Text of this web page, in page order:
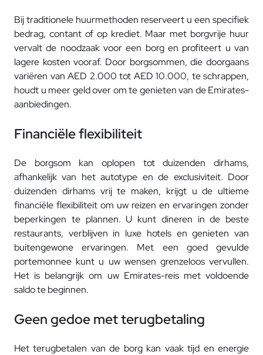
Bij traditionele huurmethoden reserveert u een specifiek
bedrag, contant of op krediet. Maar met borgvrije huur
vervalt de noodzaak voor een borg en profiteert u van
lagere kosten vooraf. Door borgsommen, die doorgaans
variëren van AED 2.000 tot AED 10.000, te schrappen,
houdt u meer geld over om te genieten van de Emirates-
aanbiedingen.
Financiële flexibiliteit
De borgsom kan oplopen tot duizenden dirhams,
afhankelijk van het autotype en de exclusiviteit. Door
duizenden dirhams vrij te maken, krijgt u de ultieme
financiële flexibiliteit om uw reizen en ervaringen zonder
beperkingen te plannen. U kunt dineren in de beste
restaurants, verblijven in luxe hotels en genieten van
buitengewone ervaringen. Met een goed gevulde
portemonnee kunt u uw wensen grenzeloos vervullen.
Het is belangrijk om uw Emirates-reis met voldoende
saldo te beginnen.
Geen gedoe met terugbetaling
Het terugbetalen van de borg kan vaak tijd en energie